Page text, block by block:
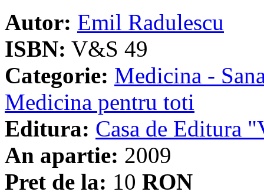
Autor: Emil Radulescu
ISBN: V&S 49
Categorie: Medicina -
Medicina pentru toti
Editura: Casa de Editura
An apartie: 2009
Pret de la: 10 RON